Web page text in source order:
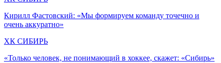
Кирилл Фастовский: «Мы формируем команду точечно и
очень аккуратно»
ХК СИБИРЬ
«Только человек, не понимающий в хоккее, скажет: «Сибирь»